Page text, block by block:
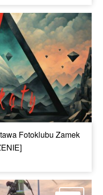
Fotoklubu Zamek